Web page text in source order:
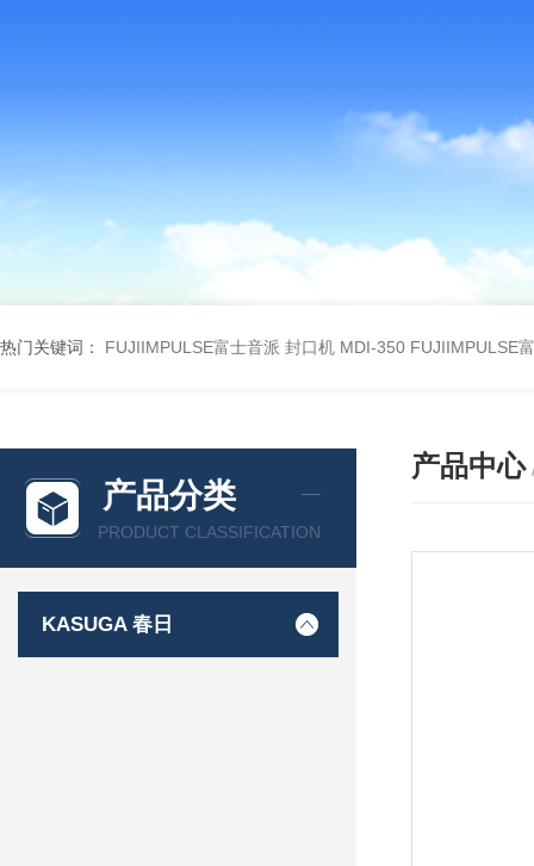
热门关键词： FUJIIMPULSE富士音派 封口机 MDI-350 FUJIIMPULSE
产品分类
PRODUCT CLASSIFICATION
KASUGA 春日
产品中心